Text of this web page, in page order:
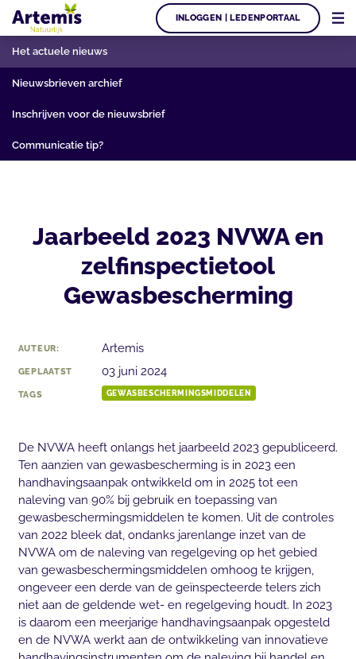
INLOGGEN | LEDENPORTAAL
Het actuele nieuws
Nieuwsbrieven archief
Inschrijven voor de nieuwsbrief
Communicatie tip?
Jaarbeeld 2023 NVWA en
zelfinspectietool
Gewasbescherming
AUTEUR: Artemis
GEPLAATST 03 juni 2024
TAGS GEWASBESCHERMINGSMIDDELEN
De NVWA heeft onlangs het jaarbeeld 2023 gepubliceerd.
Ten aanzien van gewasbescherming is in 2023 een
handhavingsaanpak ontwikkeld om in 2025 tot een
naleving van 90% bij gebruik en toepassing van
gewasbeschermingsmiddelen te komen. Uit de controles
van 2022 bleek dat, ondanks jarenlange inzet van de
NVWA om de naleving van regelgeving op het gebied
van gewasbeschermingsmiddelen omhoog te krijgen,
ongeveer een derde van de geïnspecteerde telers zich
niet aan de geldende wet- en regelgeving houdt. In 2023
is daarom een meerjarige handhavingsaanpak opgesteld
en de NVWA werkt aan de ontwikkeling van innovatieve